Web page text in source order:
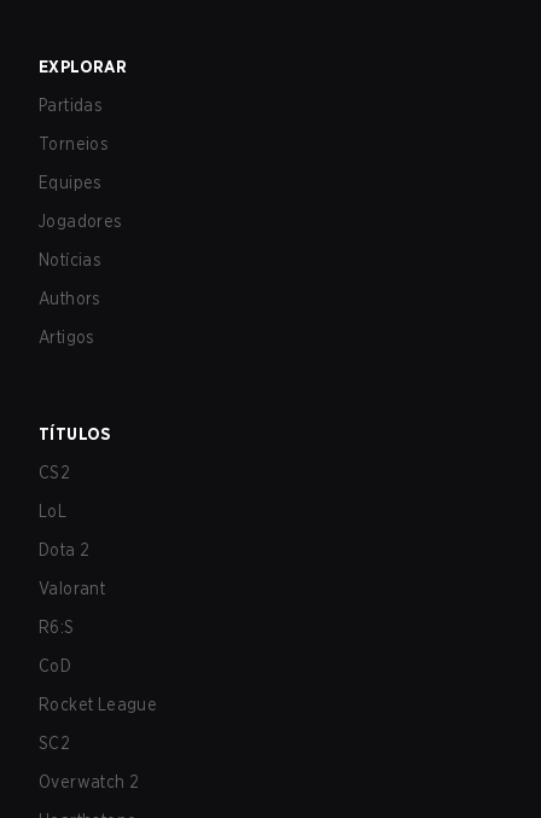
EXPLORAR
Partidas
Torneios
Equipes
Jogadores
Notícias
Authors
Artigos
TÍTULOS
CS2
LoL
Dota 2
Valorant
R6:S
CoD
Rocket League
SC2
Overwatch 2